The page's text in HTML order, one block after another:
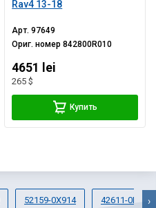
Rav4 13-18
Арт.97649
Ориг. номер842800R010
4651 lei
265 $
Купить
52159-0X914 42611-0R150›